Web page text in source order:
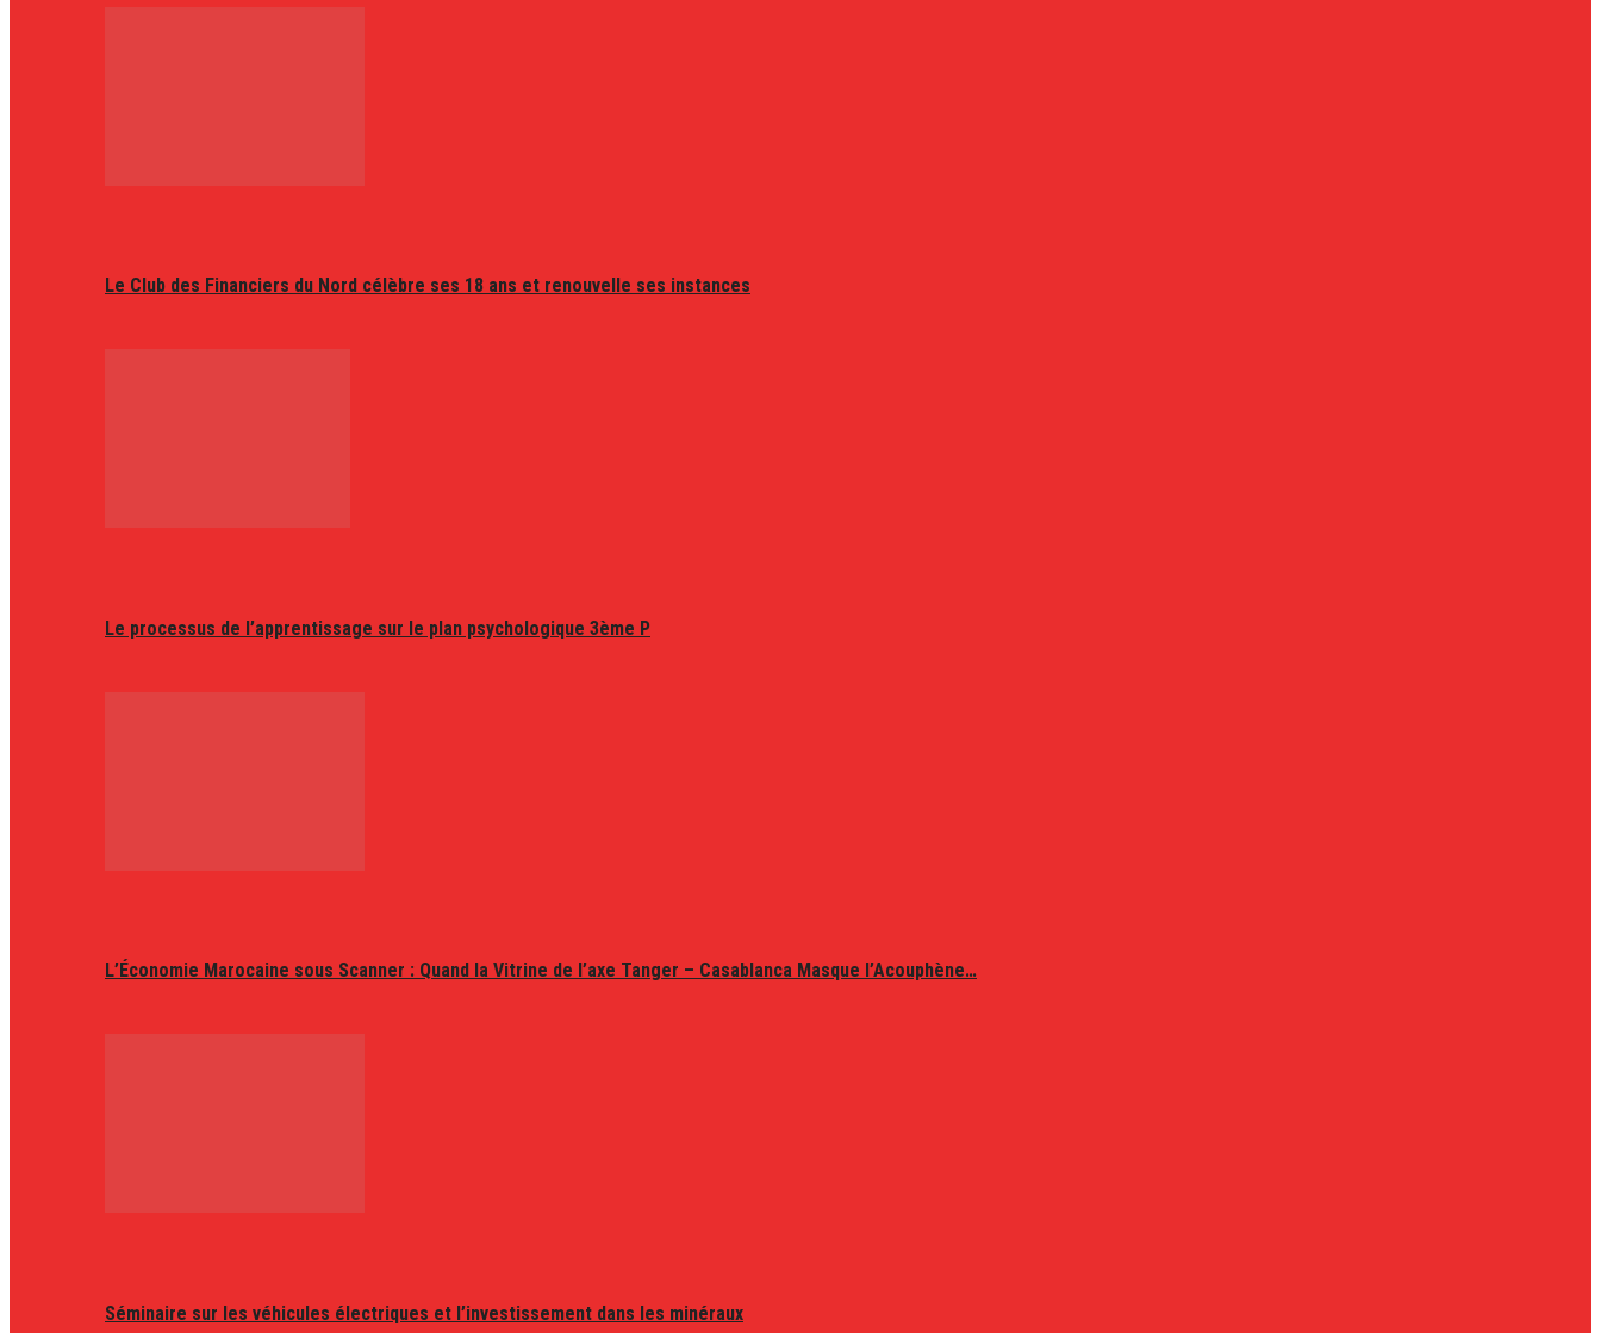
Le Club des Financiers du Nord célèbre ses 18 ans et renouvelle ses instances
Le processus de l’apprentissage sur le plan psychologique 3ème P
L’Économie Marocaine sous Scanner : Quand la Vitrine de l’axe Tanger – Casablanca Masque l’Acouphène…
Séminaire sur les véhicules électriques et l’investissement dans les minéraux